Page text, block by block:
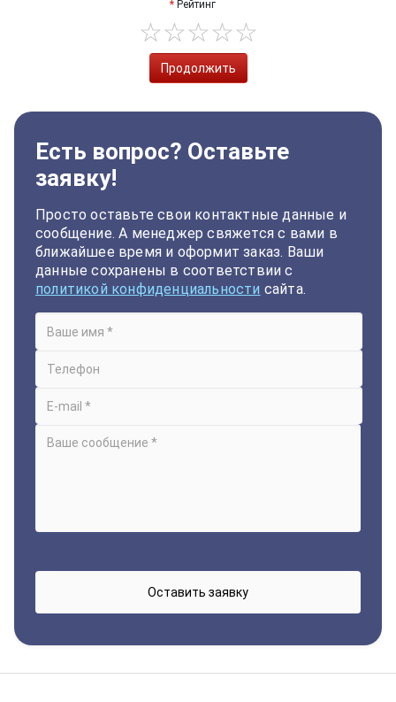
Рейтинг
Продолжить
Есть вопрос? Оставьте
заявку!
Просто оставьте свои контактные данные и
сообщение. А менеджер свяжется с вами в
ближайшее время и оформит заказ. Ваши
данные сохранены в соответствии с
политикой конфиденциальности сайта.